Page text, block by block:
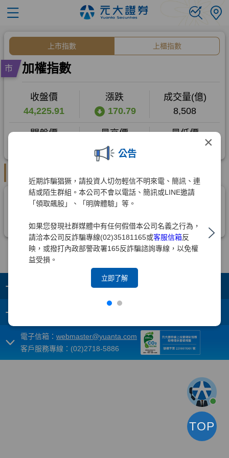
×
公告
近期詐騙猖獗，請投資人切勿輕信不明來電、簡訊、連
結或陌生群組。本公司不會以電話、簡訊或LINE邀請
「領取飆股」、「明牌體驗」等。
如果您發現社群媒體中有任何假借本公司名義之行為，
請洽本公司反詐騙專線(02)35181165或客服信箱反
映，或撥打內政部警政署165反詐騙諮詢專線，以免權
益受損。
立即了解
+
+
電子信箱： webmaster@yuanta.com
客戶服務專線：(02)2718-5886
TOP